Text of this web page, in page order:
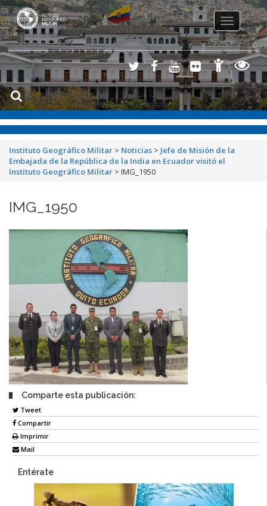
Toggle
navigation
Instituto Geográfico Militar > Noticias > Jefe de Misión de la
Embajada de la República de la India en Ecuador visitó el
Instituto Geográfico Militar > IMG_1950
IMG_1950
Comparte esta publicación:
Tweet
Compartir
Imprimir
Mail
Entérate